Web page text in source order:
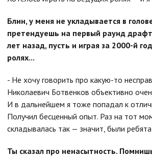
Блин, у меня не укладывается в
претендуешь на первый раунд
лет назад, пусть и играя за 2000-й
ролях...
- Не хочу говорить про какую-то
Николаевич Ботвенков объективно
И в дальнейшем я тоже попадал к
Получил бесценный опыт. Раз на тот
складывалась так — значит, были
Ты сказал про ненасытность.